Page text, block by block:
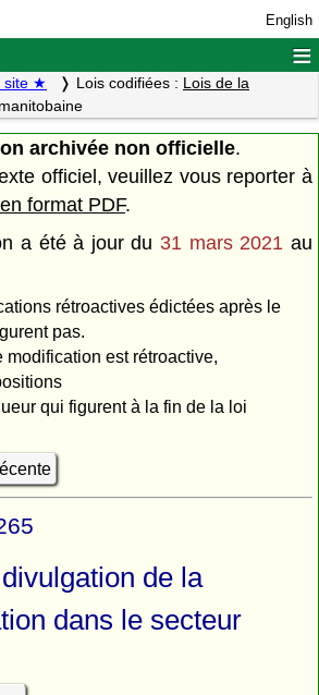
English
≡
site ★ Lois codifiées : Lois de la
archivée non officielle.
officiel, veuillez vous reporter à
format PDF.
a été à jour du 31 mars 2021 au
rétroactives édictées après le
pas.
modification est rétroactive,
qui figurent à la fin de la loi
de la
dans le secteur